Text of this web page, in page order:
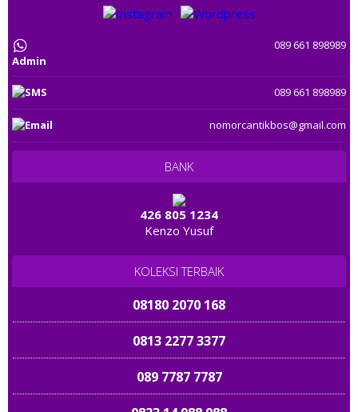
081313 77 7373
085 777777 873
0822 6767 7474
0816 138 6868
0813 2010 8060
081 701 17 805
0822 35 789 789
08 1688 0505
Admin
089 661 898989
089 661 898989
nomorcantikbos@gmail.com
BANK
426 805 1234
Kenzo Yusuf
KOLEKSI TERBAIK
0857 6677 6677
0 8521 8521 521
08 1233 2929
0822 10 900 300
0895 2018 2018
08138 100 567
08180 2070 168
0813 2277 3377
089 7787 7787